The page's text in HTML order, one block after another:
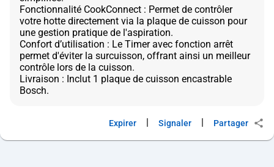
Fonctionnalité CookConnect : Permet de contrôler
votre hotte directement via la plaque de cuisson pour
une gestion pratique de l'aspiration.
Confort d’utilisation : Le Timer avec fonction arrêt
permet d'éviter la surcuisson, offrant ainsi un meilleur
contrôle lors de la cuisson.
Livraison : Inclut 1 plaque de cuisson encastrable
Expirer Signaler Partager